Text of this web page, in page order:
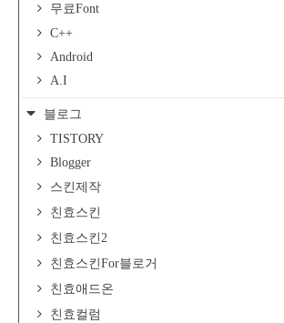
무료Font
C++
Android
A.I
블로그
TISTORY
Blogger
스킨제작
친효스킨
친효스킨2
친효스킨For블로거
친효애드온
친효컬럼